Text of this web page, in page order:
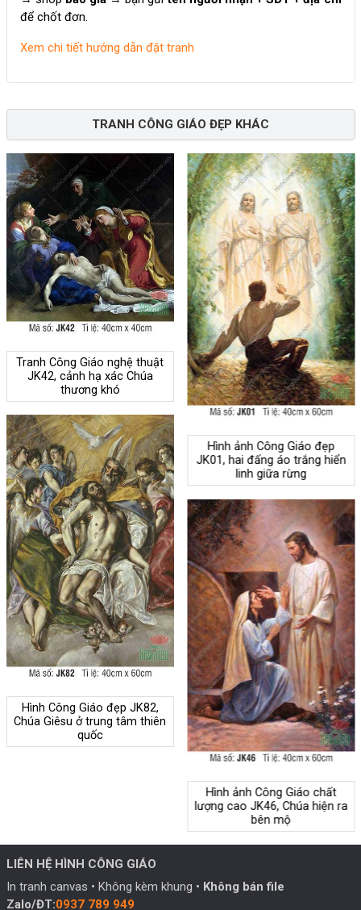
để chốt đơn.
Xem chi tiết hướng dẫn đặt tranh
TRANH CÔNG GIÁO ĐẸP KHÁC
Tranh Công Giáo nghệ thuật
JK42, cảnh hạ xác Chúa
thương khó
Hình ảnh Công Giáo đẹp
JK01, hai đấng áo trắng hiển
linh giữa rừng
Hình Công Giáo đẹp JK82,
Chúa Giêsu ở trung tâm thiên
quốc
Hình ảnh Công Giáo chất
lượng cao JK46, Chúa hiện ra
bên mộ
LIÊN HỆ HÌNH CÔNG GIÁO
In tranh canvas • Không kèm khung • Không bán file
Zalo/ĐT:0937 789 949